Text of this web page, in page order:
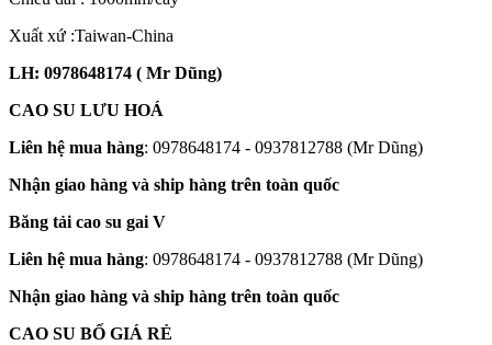
Xuất xứ :Taiwan-China
LH: 0978648174 ( Mr Dũng)
CAO SU LƯU HOÁ
Liên hệ mua hàng: 0978648174 - 0937812788 (Mr Dũng)
Nhận giao hàng và ship hàng trên toàn quốc
Băng tải cao su gai V
Liên hệ mua hàng: 0978648174 - 0937812788 (Mr Dũng)
Nhận giao hàng và ship hàng trên toàn quốc
CAO SU BỐ GIÁ RẺ